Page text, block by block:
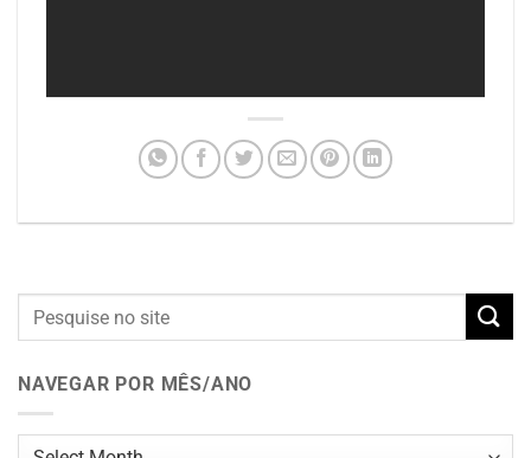
NAVEGAR POR MÊS/ANO
Navegar